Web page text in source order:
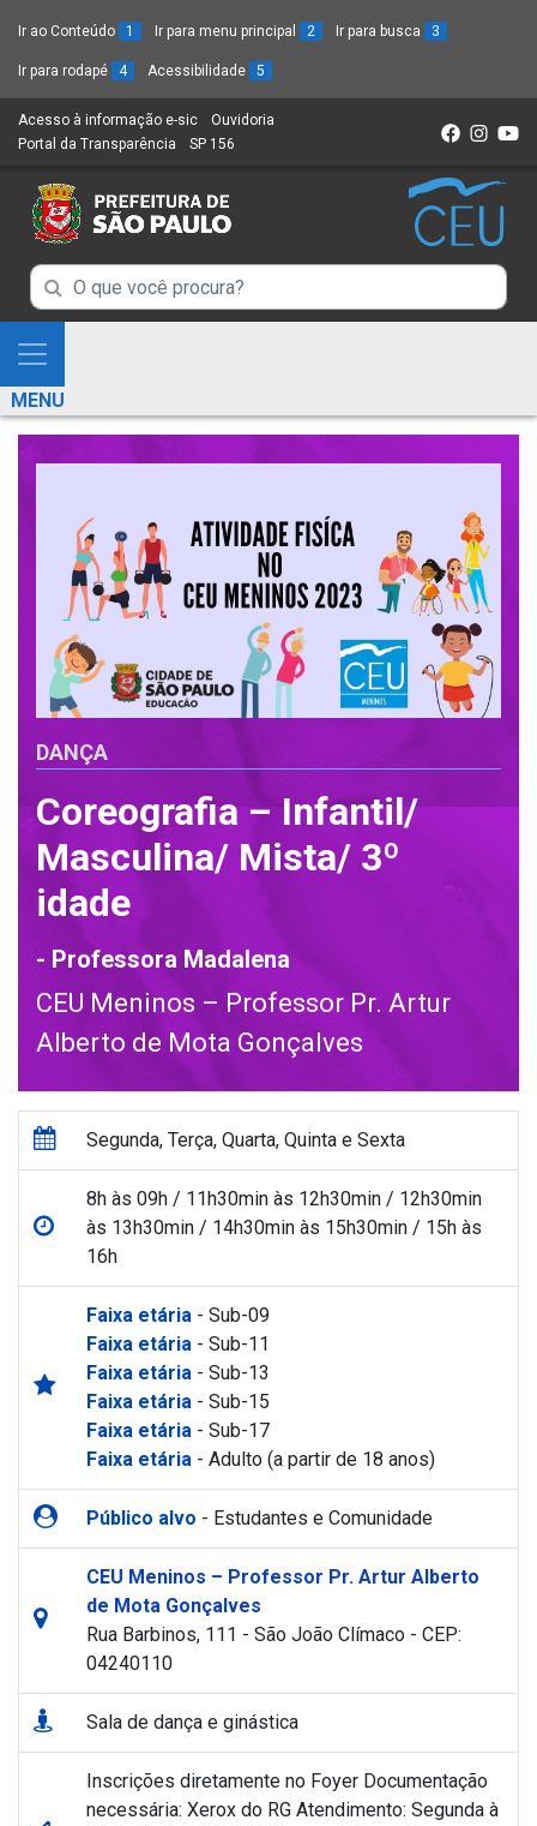
Ir ao Conteúdo 1 Ir para menu principal 2 Ir para busca 3
Ir para rodapé 4 Acessibilidade 5
Acesso à informação e-sic (Link
para
novo
sítio)
Ouvidoria
Portal da Transparência (Link
um
novo
SP 156
Campo
de
Busca
de
informações
Campo
de
de
informações
Mostra
e
Esconde
Menu
MENU
DANÇA
Coreografia – Infantil/
Masculina/ Mista/ 3º
idade
- Professora Madalena
CEU Meninos – Professor Pr. Artur
Alberto de Mota Gonçalves
Segunda, Terça, Quarta, Quinta e Sexta
8h às 09h / 11h30min às 12h30min / 12h30min
às 13h30min / 14h30min às 15h30min / 15h às
16h
Faixa etária - Sub-09
Faixa etária - Sub-11
Faixa etária - Sub-13
Faixa etária - Sub-15
Faixa etária - Sub-17
Faixa etária - Adulto (a partir de 18 anos)
Público alvo - Estudantes e Comunidade
CEU Meninos – Professor Pr. Artur Alberto
de Mota Gonçalves
Rua Barbinos, 111 - São João Clímaco - CEP:
04240110
Sala de dança e ginástica
Inscrições diretamente no Foyer Documentação
necessária: Xerox do RG Atendimento: Segunda à